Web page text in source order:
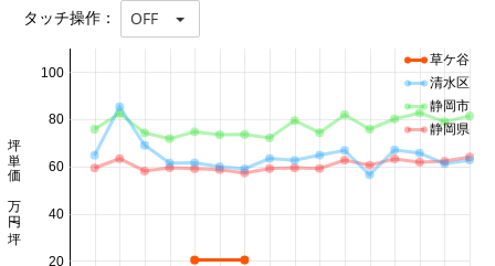
タッチ操作： OFF
20
40
60
80
100
坪単価 万円/坪
草ケ谷
清水区
静岡市
静岡県